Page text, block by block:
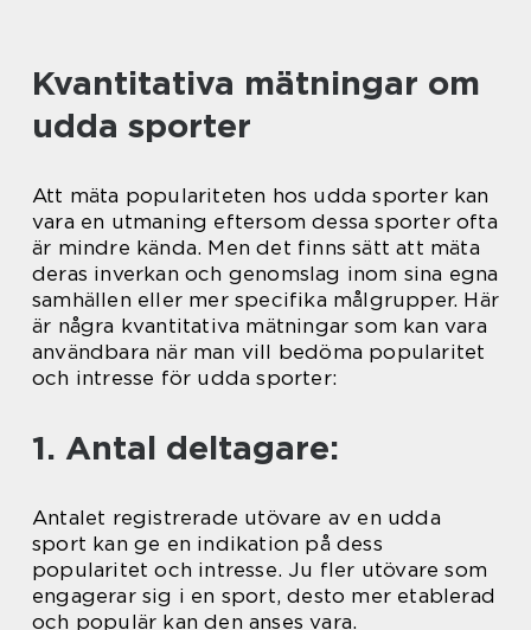
Kvantitativa mätningar om
udda sporter
Att mäta populariteten hos udda sporter kan
vara en utmaning eftersom dessa sporter ofta
är mindre kända. Men det finns sätt att mäta
deras inverkan och genomslag inom sina egna
samhällen eller mer specifika målgrupper. Här
är några kvantitativa mätningar som kan vara
användbara när man vill bedöma popularitet
och intresse för udda sporter:
1. Antal deltagare:
Antalet registrerade utövare av en udda
sport kan ge en indikation på dess
popularitet och intresse. Ju fler utövare som
engagerar sig i en sport, desto mer etablerad
och populär kan den anses vara.